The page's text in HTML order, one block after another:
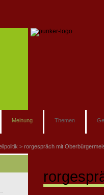
Meinung Themen
rorgespräch mit